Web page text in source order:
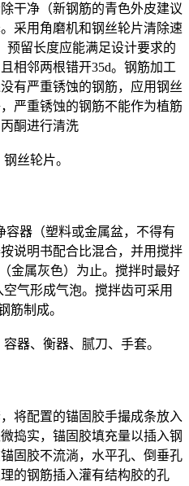
干净（新钢筋的青色外皮建议
采用角磨机和钢丝轮片清除速
预留长度应能满足设计要求的
相邻两根错开35d。钢筋加工
有严重锈蚀的钢筋，应用钢丝
严重锈蚀的钢筋不能作为植筋
酮进行清洗
丝轮片。
器（塑料或金属盆，不得有
说明书配合比混合，并用搅拌
金属灰色）为止。搅拌时最好
气形成气泡。搅拌齿可采用
筋制成。
器、衡器、腻刀、手套。
将配置的锚固胶手撮成条放入
捣实，锚固胶填充量以插入钢
固胶不流淌，水平孔、倒垂孔
的钢筋插入灌有结构胶的孔